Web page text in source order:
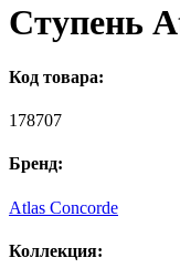
Ступень
Код товара:
178707
Бренд:
Atlas Concorde
Коллекция: